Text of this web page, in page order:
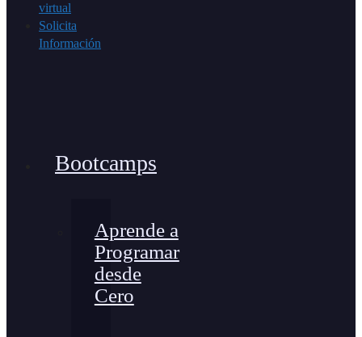
virtual
Solicita
Información
Bootcamps
Aprende a
Programar
desde
Cero